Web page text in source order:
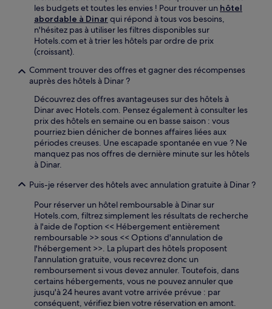
susceptibles
changer.
conditions
supplémentaires
peuvent
s’appliquer.
les budgets et toutes les envies ! Pour trouver un hôtel
abordable à Dinar qui répond à tous vos besoins,
n'hésitez pas à utiliser les filtres disponibles sur
Hotels.com et à trier les hôtels par ordre de prix
(croissant).
Comment trouver des offres et gagner des récompenses
auprès des hôtels à Dinar ?
Découvrez des offres avantageuses sur des hôtels à
Dinar avec Hotels.com. Pensez également à consulter les
prix des hôtels en semaine ou en basse saison : vous
pourriez bien dénicher de bonnes affaires liées aux
périodes creuses. Une escapade spontanée en vue ? Ne
manquez pas nos offres de dernière minute sur les hôtels
à Dinar.
Puis-je réserver des hôtels avec annulation gratuite à Dinar ?
Pour réserver un hôtel remboursable à Dinar sur
Hotels.com, filtrez simplement les résultats de recherche
à l'aide de l'option << Hébergement entièrement
remboursable >> sous << Options d'annulation de
l'hébergement >>. La plupart des hôtels proposent
l'annulation gratuite, vous recevrez donc un
remboursement si vous devez annuler. Toutefois, dans
certains hébergements, vous ne pouvez annuler que
jusqu'à 24 heures avant votre arrivée prévue : par
conséquent, vérifiez bien votre réservation en amont.